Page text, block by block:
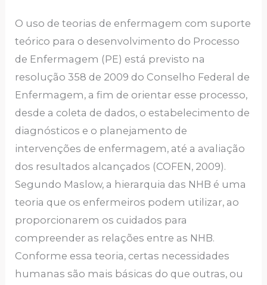
O uso de teorias de enfermagem com suporte
teórico para o desenvolvimento do Processo
de Enfermagem (PE) está previsto na
resolução 358 de 2009 do Conselho Federal de
Enfermagem, a fim de orientar esse processo,
desde a coleta de dados, o estabelecimento de
diagnósticos e o planejamento de
intervenções de enfermagem, até a avaliação
dos resultados alcançados (COFEN, 2009).
Segundo Maslow, a hierarquia das NHB é uma
teoria que os enfermeiros podem utilizar, ao
proporcionarem os cuidados para
compreender as relações entre as NHB.
Conforme essa teoria, certas necessidades
humanas são mais básicas do que outras, ou